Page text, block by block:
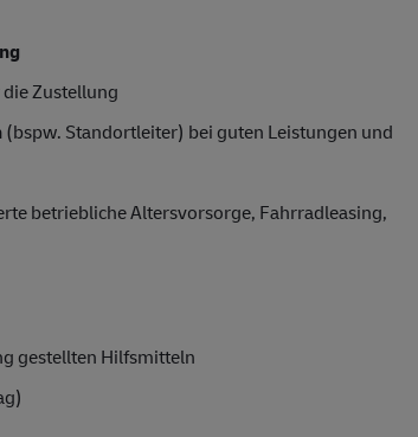
Zustellung
(bspw. Standortleiter) bei guten Leistungen und
betriebliche Altersvorsorge, Fahrradleasing,
gestellten Hilfsmitteln